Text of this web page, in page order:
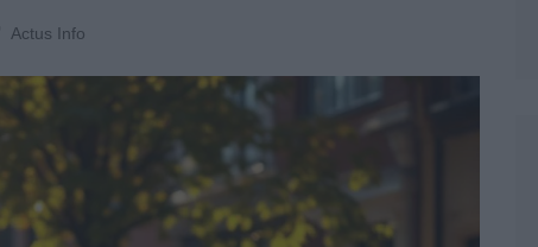
Actus Info